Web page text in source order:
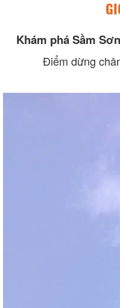
Khám phá Sầm
Điểm dừng